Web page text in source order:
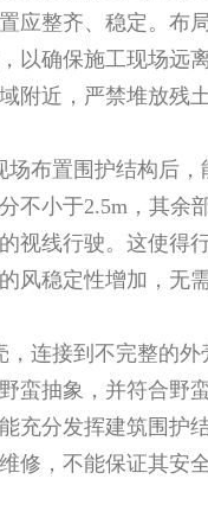
应整齐、稳定。布
以确保施工现场远
附近，严禁堆放残
场布置围护结构后
不小于2.5m，其
视线行驶。这使得
风稳定性增加，无
，连接到不完整的
蛮抽象，并符合野
充分发挥建筑围护
修，不能保证其安全